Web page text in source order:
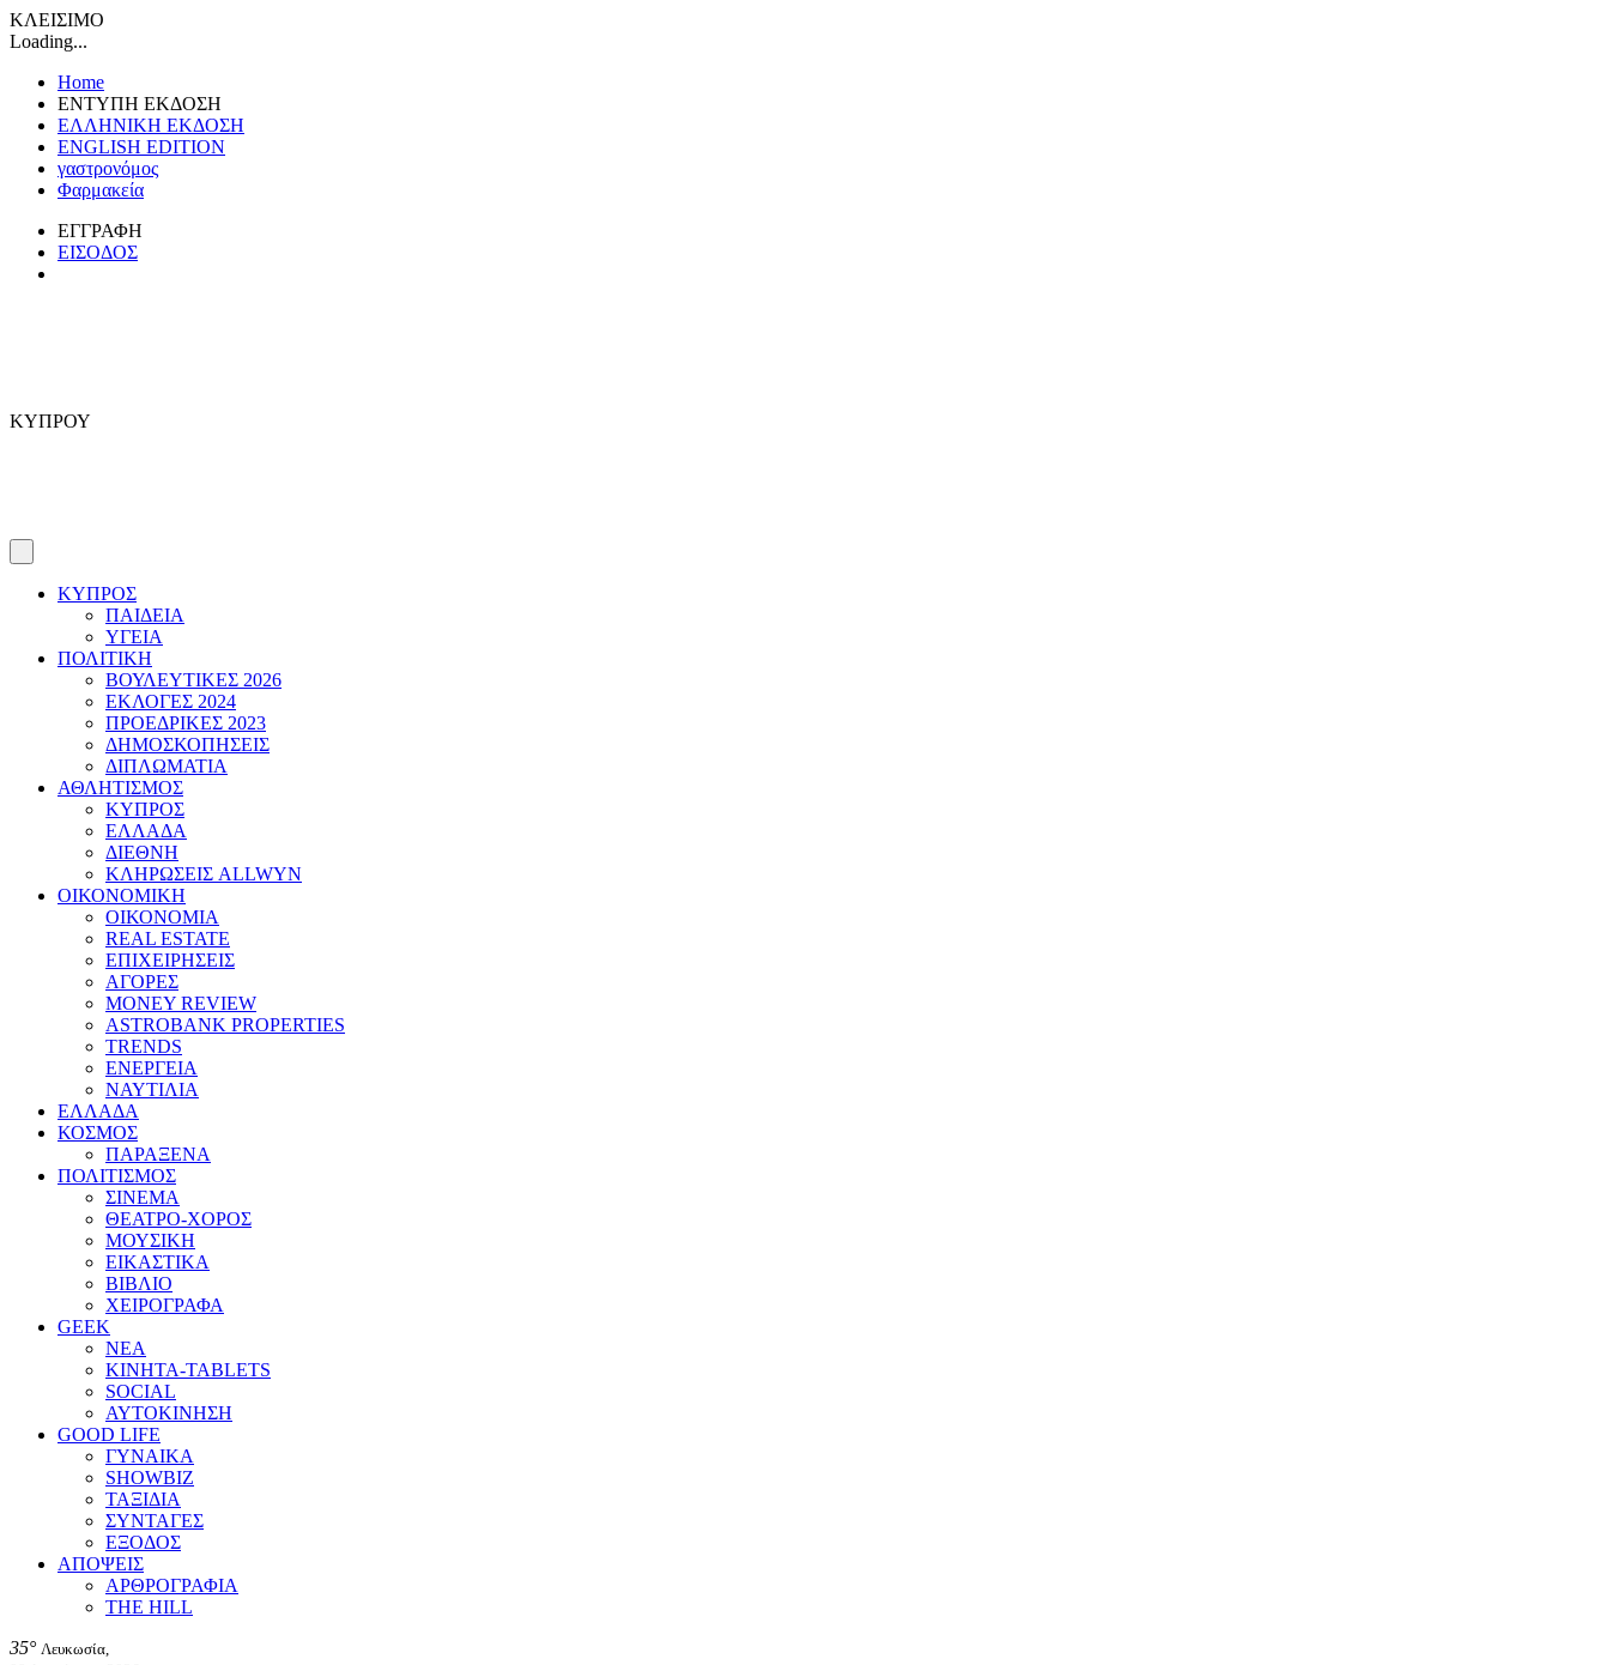
ΚΛΕΙΣΙΜΟ
Loading...
Home
ΕΝΤΥΠΗ ΕΚΔΟΣΗ
ΕΛΛΗΝΙΚΗ ΕΚΔΟΣΗ
ENGLISH EDITION
γαστρονόμος
Φαρμακεία
ΕΓΓΡΑΦΗ
ΕΙΣΟΔΟΣ
ΚΥΠΡΟΥ
ΚΥΠΡΟΣ
ΠΑΙΔΕΙΑ
ΥΓΕΙΑ
ΠΟΛΙΤΙΚΗ
ΒΟΥΛΕΥΤΙΚΕΣ 2026
ΕΚΛΟΓΕΣ 2024
ΠΡΟΕΔΡΙΚΕΣ 2023
ΔΗΜΟΣΚΟΠΗΣΕΙΣ
ΔΙΠΛΩΜΑΤΙΑ
ΑΘΛΗΤΙΣΜΟΣ
ΚΥΠΡΟΣ
ΕΛΛΑΔΑ
ΔΙΕΘΝΗ
ΚΛΗΡΩΣΕΙΣ ALLWYN
ΟΙΚΟΝΟΜΙΚΗ
ΟΙΚΟΝΟΜΙΑ
REAL ESTATE
ΕΠΙΧΕΙΡΗΣΕΙΣ
ΑΓΟΡΕΣ
MONEY REVIEW
ASTROBANK PROPERTIES
TRENDS
ΕΝΕΡΓΕΙΑ
ΝΑΥΤΙΛΙΑ
ΕΛΛΑΔΑ
ΚΟΣΜΟΣ
ΠΑΡΑΞΕΝΑ
ΠΟΛΙΤΙΣΜΟΣ
ΣΙΝΕΜΑ
ΘΕΑΤΡΟ-ΧΟΡΟΣ
ΜΟΥΣΙΚΗ
ΕΙΚΑΣΤΙΚΑ
ΒΙΒΛΙΟ
ΧΕΙΡΟΓΡΑΦΑ
GEEK
ΝΕΑ
ΚΙΝΗΤΑ-TABLETS
SOCIAL
ΑΥΤΟΚΙΝΗΣΗ
GOOD LIFE
ΓΥΝΑΙΚΑ
SHOWBIZ
ΤΑΞΙΔΙΑ
ΣΥΝΤΑΓΕΣ
ΕΞΟΔΟΣ
ΑΠΟΨΕΙΣ
ΑΡΘΡΟΓΡΑΦΙΑ
THE HILL
35° Λευκωσία,